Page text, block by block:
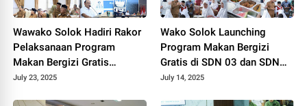
Wawako Solok Hadiri Rakor
Pelaksanaan Program
Makan Bergizi Gratis
Sumatera Barat 2025.
July 23, 2025
Wako Solok Launching
Program Makan Bergizi
Gratis di SDN 03 dan SDN
05 Kampung Jawa 2025.
July 14, 2025